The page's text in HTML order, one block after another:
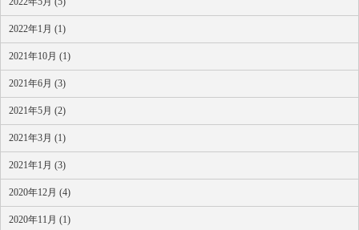
2022年1月 (1)
2021年10月 (1)
2021年6月 (3)
2021年5月 (2)
2021年3月 (1)
2021年1月 (3)
2020年12月 (4)
2020年11月 (1)